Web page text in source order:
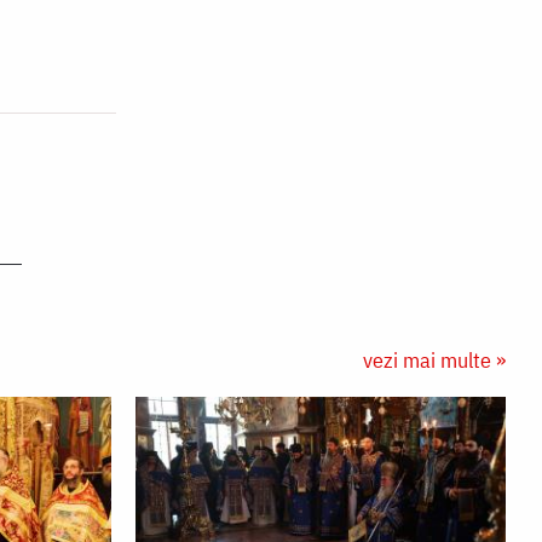
vezi mai multe »